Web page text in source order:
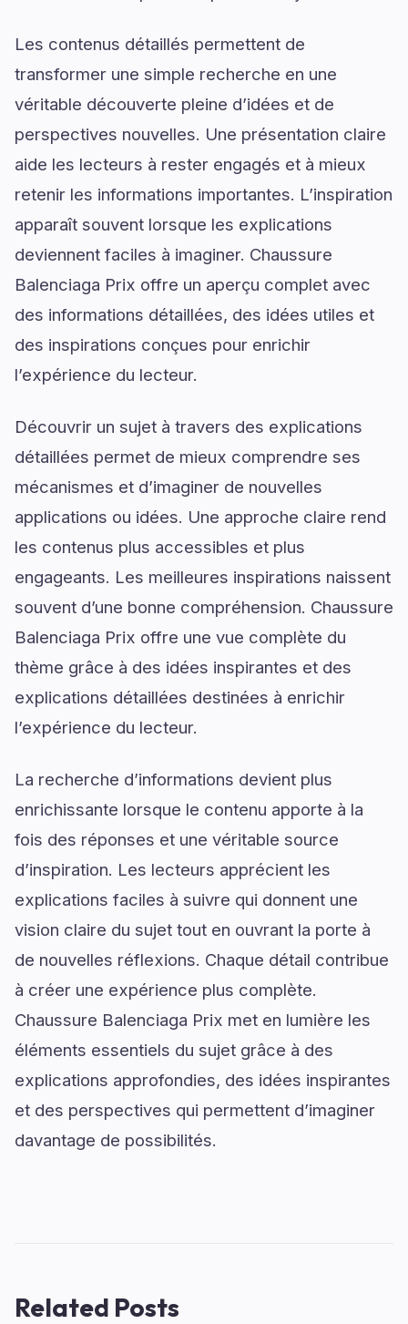
Les contenus détaillés permettent de
transformer une simple recherche en une
véritable découverte pleine d’idées et de
perspectives nouvelles. Une présentation claire
aide les lecteurs à rester engagés et à mieux
retenir les informations importantes. L’inspiration
apparaît souvent lorsque les explications
deviennent faciles à imaginer. Chaussure
Balenciaga Prix offre un aperçu complet avec
des informations détaillées, des idées utiles et
des inspirations conçues pour enrichir
l’expérience du lecteur.
Découvrir un sujet à travers des explications
détaillées permet de mieux comprendre ses
mécanismes et d’imaginer de nouvelles
applications ou idées. Une approche claire rend
les contenus plus accessibles et plus
engageants. Les meilleures inspirations naissent
souvent d’une bonne compréhension. Chaussure
Balenciaga Prix offre une vue complète du
thème grâce à des idées inspirantes et des
explications détaillées destinées à enrichir
l’expérience du lecteur.
La recherche d’informations devient plus
enrichissante lorsque le contenu apporte à la
fois des réponses et une véritable source
d’inspiration. Les lecteurs apprécient les
explications faciles à suivre qui donnent une
vision claire du sujet tout en ouvrant la porte à
de nouvelles réflexions. Chaque détail contribue
à créer une expérience plus complète.
Chaussure Balenciaga Prix met en lumière les
éléments essentiels du sujet grâce à des
explications approfondies, des idées inspirantes
et des perspectives qui permettent d’imaginer
davantage de possibilités.
Related Posts